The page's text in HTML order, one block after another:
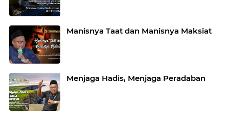
Manisnya Taat dan Manisnya Maksiat
Menjaga Hadis, Menjaga Peradaban